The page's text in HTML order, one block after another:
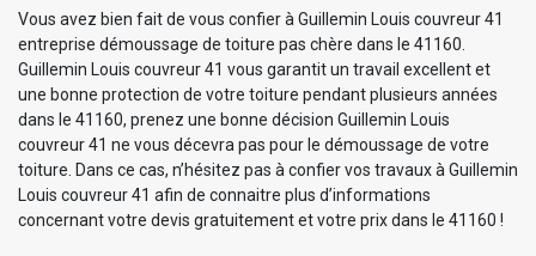
Vous avez bien fait de vous confier à Guillemin Louis couvreur 41
entreprise démoussage de toiture pas chère dans le 41160.
Guillemin Louis couvreur 41 vous garantit un travail excellent et
une bonne protection de votre toiture pendant plusieurs années
dans le 41160, prenez une bonne décision Guillemin Louis
couvreur 41 ne vous décevra pas pour le démoussage de votre
toiture. Dans ce cas, n’hésitez pas à confier vos travaux à Guillemin
Louis couvreur 41 afin de connaitre plus d’informations
concernant votre devis gratuitement et votre prix dans le 41160 !